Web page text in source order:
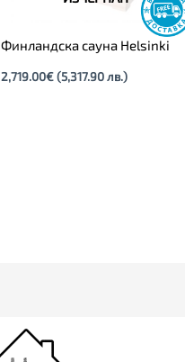
Финландска сауна Helsinki
2,719.00€(5,317.90 лв.)